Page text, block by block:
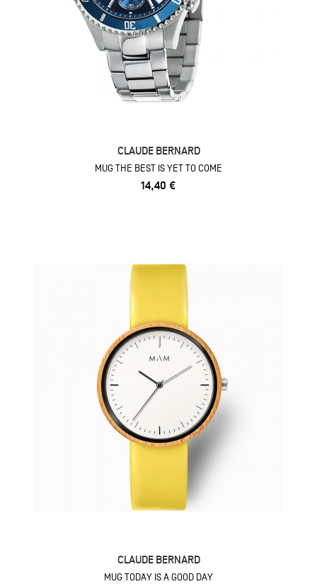
CLAUDE BERNARD
MUG THE BEST IS YET TO COME
14,40 €
CLAUDE BERNARD
MUG TODAY IS A GOOD DAY